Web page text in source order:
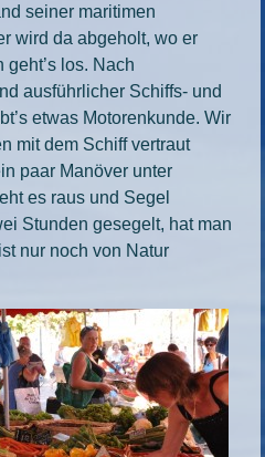
seiner maritimen
wird da abgeholt, wo er
geht’s los. Nach
ausführlicher Schiffs- und
etwas Motorenkunde. Wir
mit dem Schiff vertraut
paar Manöver unter
es raus und Segel
Stunden gesegelt, hat man
nur noch von Natur